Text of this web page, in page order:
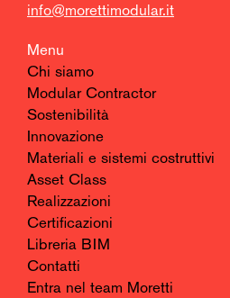
info@morettimodular.it
Menu
Chi siamo
Modular Contractor
Sostenibilità
Innovazione
Materiali e sistemi costruttivi
Asset Class
Realizzazioni
Certificazioni
Libreria BIM
Contatti
Entra nel team Moretti